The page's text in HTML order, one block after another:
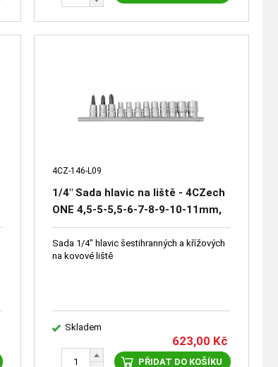
4CZ-146-L09
1/4" Sada hlavic na liště - 4CZech
ONE 4,5-5-5,5-6-7-8-9-10-11mm,
zástrčné hlavice PZ1-PZ2-PZ3
Sada 1/4" hlavic šestihranných a křížových
na kovové liště
Skladem
623,00 Kč
PŘIDAT DO KOŠÍKU